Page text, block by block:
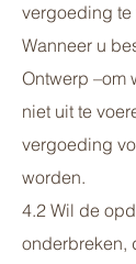
vergoeding
Wanneer u
Ontwerp –om
niet uit te
vergoeding
worden.
4.2 Wil de
onderbreken,